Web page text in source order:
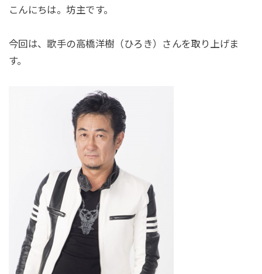
こんにちは。坊主です。
今回は、歌手の高橋洋樹（ひろき）さんを取り上げま
す。